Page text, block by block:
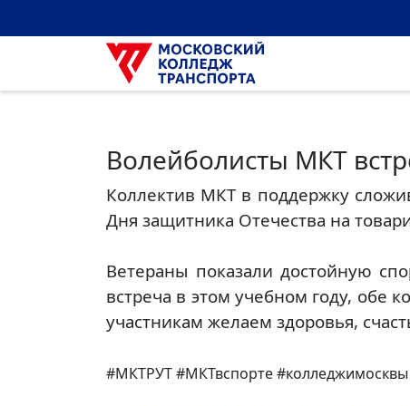
Волейболисты МКТ
Коллектив МКТ в поддержку
Дня защитника Отечества на
Ветераны показали достойную
встреча в этом учебном году, обе
участникам желаем здоровья,
#МКТРУТ #МКТвспорте